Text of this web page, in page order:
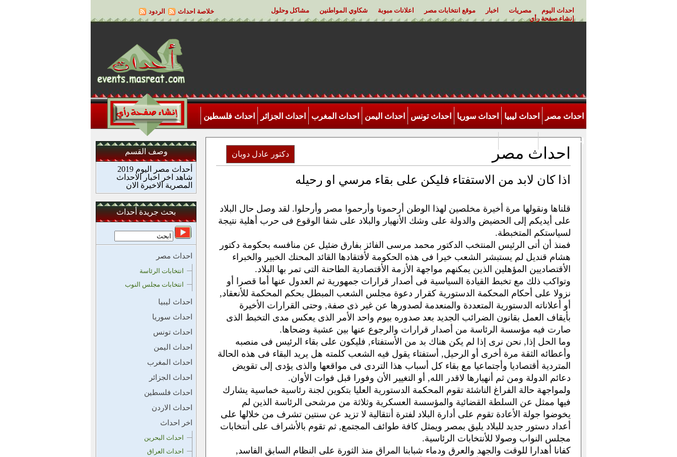
احداث اليوم مصريات اخبار موقع انتخابات مصر اعلانات مبوبة شكاوي المواطنين
مشاكل وحلول
إنشاء صفحة رأي
خلاصة احداث الردود
احداث مصر احداث ليبيا احداث سوريا احداث تونس احداث اليمن احداث المغرب احداث الجزائر احداث فلسطين
احداث الاردن
دكتور عادل دوبان
احداث مصر
اذا كان لابد من الاستفتاء فليكن على بقاء مرسي او رحيله
قلناها ونقولها مرة أخيرة مخلصين لهذا الوطن أرحمونا وأرحموا مصر وأرحلوا. لقد وصل حال البلاد
على أيديكم إلى الحضيض والدولة على وشك الأنهيار والبلاد على شفا الوقوع فى حرب أهلية نتيجة
لسياستكم المتخبطة.
فمنذ أن أتى الرئيس المنتخب الدكتور محمد مرسى الفائز بفارق ضئيل عن منافسه بحكومة دكتور
هشام قنديل لم يستبشر الشعب خيرا فى هذه الحكومة لأفتقادها القائد المحنك الخبير والخبراء
الأقتصاديين المؤهلين الذين يمكنهم مواجهة الأزمة الأقتصادية الطاحنة التى تمر بها البلاد.
وتواكب ذلك مع تخبط القيادة السياسية فى أصدار قرارات جمهورية ثم العدول عنها أما قصرا أو
نزولا على أحكام المحكمة الدستورية كقرار دعوة مجلس الشعب المبطل بحكم المحكمة للأنعقاد,
أو أعلاناته الدستورية المتعددة والمنعدمة لصدورها عن غير ذى صفة, وحتى القرارات الأخيرة
بأيقاف العمل بقانون الضرائب الجديد بعد صدوره بيوم واحد الأمر الذى يعكس مدى التخبط الذى
صارت فيه مؤسسة الرئاسة من أصدار قرارات والرجوع عنها بين عشية وضحاها.
وما الحل إذا, نحن نرى إذا لم يكن هناك بد من الأستفتاء, فليكون على بقاء الرئيس فى منصبه
وأعطائه الثقة مرة أخرى أو الرحيل, أستفتاء يقول فيه الشعب كلمته هل يريد البقاء فى هذه الحالة
المتردية أقتصاديا وأجتماعيا مع بقاء كل أسباب هذا التردى فى مواقعها والذى يؤدى إلى تقويض
دعائم الدولة ومن ثم أنهيارها لاقدر الله, أو التغيير الأن وفورا قبل فوات الأوان.
ولمواجهة حالة الفراغ الناشئة تقوم المحكمة الدستورية العليا بتكوين لجنة رئاسية خماسية يشارك
فيها ممثل عن السلطة القضائية والمؤسسة العسكرية وثلاثة من مرشحى الرئاسة الذين لم
يخوضوا جولة الأعادة تقوم على أدارة البلاد لفترة أنتقالية لا تزيد عن سنتين تشرف من خلالها على
أعداد دستور جديد للبلاد يليق بمصر ويمثل كافة طوائف المجتمع, ثم تقوم بالأشراف على أنتخابات
مجلس النواب وصولا للأنتخابات الرئاسية.
كفانا أهدارا للوقت والجهد والعرق ودماء شبابنا المراق منذ الثورة على النظام السابق الفاسد,
وصف القسم
أحداث مصر اليوم 2019
شاهد اخر اخبار الاحداث
المصرية الاخيرة الان
بحث جريدة أحداث
احداث مصر
انتخابات الرئاسة
انتخابات مجلس النوب
احداث ليبيا
احداث سوريا
احداث تونس
احداث اليمن
احداث المغرب
احداث الجزائر
احداث فلسطين
احداث الاردن
اخر احداث
احداث البحرين
احداث العراق